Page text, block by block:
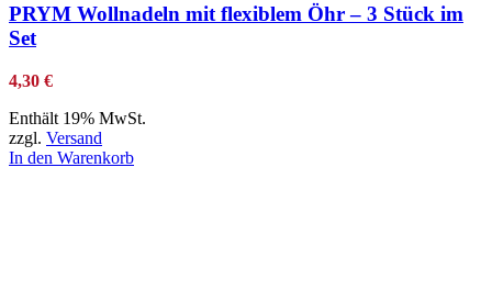
PRYM Wollnadeln mit flexiblem Öhr – 3 Stück im
Set
4,30 €
Enthält 19% MwSt.
zzgl. Versand
In den Warenkorb